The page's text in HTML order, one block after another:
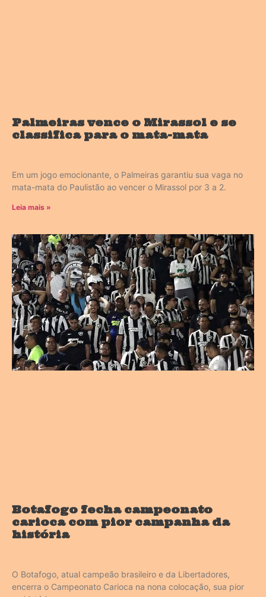
Palmeiras vence o Mirassol e se
classifica para o mata-mata
Em um jogo emocionante, o Palmeiras garantiu sua vaga no
mata-mata do Paulistão ao vencer o Mirassol por 3 a 2.
Leia mais »
Botafogo fecha campeonato
carioca com pior campanha da
história
O Botafogo, atual campeão brasileiro e da Libertadores,
encerra o Campeonato Carioca na nona colocação, sua pior